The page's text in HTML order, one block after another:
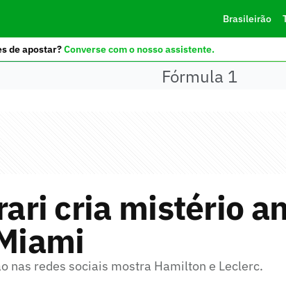
Brasileirão
de apostar?Converse com o nosso assistente.
Fórmula 1
cria mistério
nas redes sociais mostra Hamilton e Leclerc.